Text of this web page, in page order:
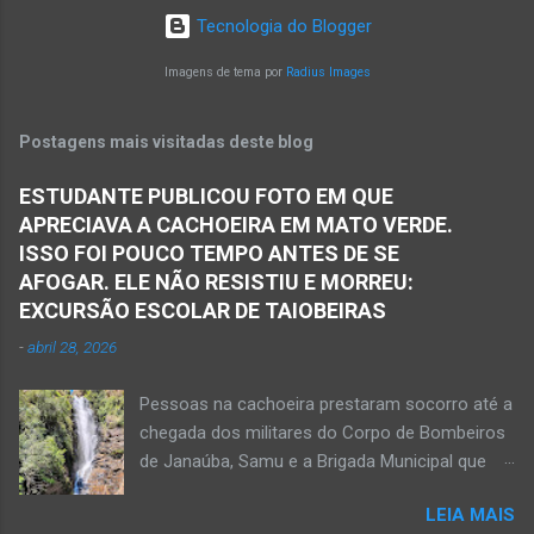
em torno de dez quilômetros da cidade de
Norte de Minas. Ainda segundo a polícia, o
Oliveira Júnior obteve a informação de que
houve a batida entre dois veículos em trecho
da rodovia entre os municípios de Monte Azul e
ficaram presas nas ferragens. Equipes do
Pelotão do Corpo de Bombeiros Militar de
Janaúba seguiram para o local. Uma mulher
morreu e a outra vítima ficou gravemente
ferida e foi levada pelos socorristas do Samu
para o hospital na cidade de Monte Azul. Essa
do Suporte Aéreo Avançado de Vida (SAAV)
para unidade hospi...
Tecnologia do Blogger
Imagens de tema por Radius Images
Postagens mais visitadas deste blog
ESTUDANTE PUBLICOU FOTO EM QUE
APRECIAVA A CACHOEIRA EM MATO VERDE.
ISSO FOI POUCO TEMPO ANTES DE SE
AFOGAR. ELE NÃO RESISTIU E MORREU:
EXCURSÃO ESCOLAR DE TAIOBEIRAS
-abril 28, 2026
Pessoas na cachoeira prestaram socorro até a
chegada dos militares do Corpo de Bombeiros
de Janaúba, Samu e a Brigada Municipal que
resistiu e foi a óbito Foto álbum pessoal Kauan
LEIA MAIS